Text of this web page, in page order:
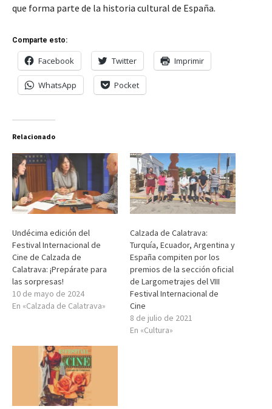
que forma parte de la historia cultural de España.
Comparte esto:
Facebook Twitter Imprimir
WhatsApp Pocket
Relacionado
Undécima edición del
Festival Internacional de
Cine de Calzada de
Calatrava: ¡Prepárate para
las sorpresas!
10 de mayo de 2024
En «Calzada de Calatrava»
Calzada de Calatrava:
Turquía, Ecuador, Argentina y
España compiten por los
premios de la sección oficial
de Largometrajes del VIII
Festival Internacional de
Cine
8 de julio de 2021
En «Cultura»